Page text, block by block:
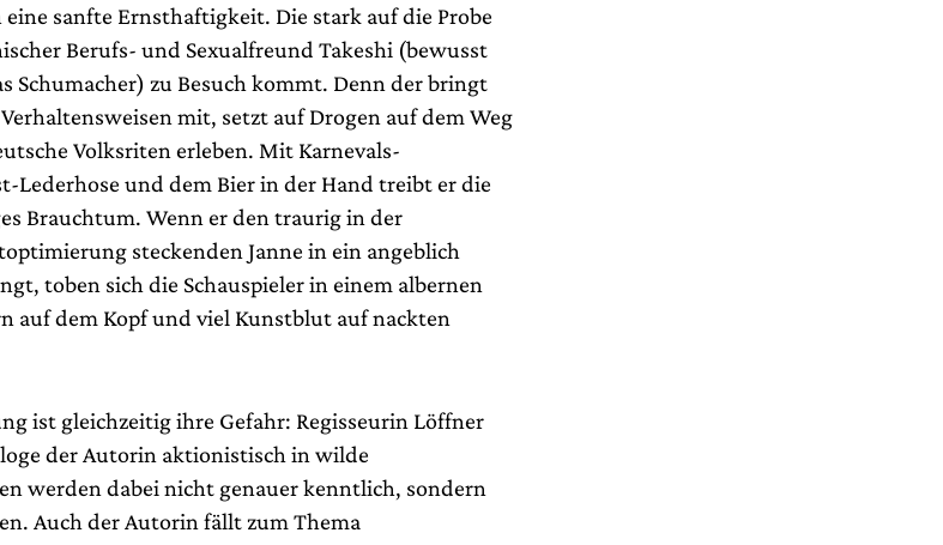
sanfte Ernsthaftigkeit. Die stark auf die Probe
Berufs- und Sexualfreund Takeshi (bewusst
Schumacher) zu Besuch kommt. Denn der bringt
mit, setzt auf Drogen auf dem Weg
Volksriten erleben. Mit Karnevals-
Lederhose und dem Bier in der Hand treibt er die
Brauchtum. Wenn er den traurig in der
steckenden Janne in ein angeblich
toben sich die Schauspieler in einem albernen
auf dem Kopf und viel Kunstblut auf nackten
ist gleichzeitig ihre Gefahr: Regisseurin Löffner
der Autorin aktionistisch in wilde
werden dabei nicht genauer kenntlich, sondern
Auch der Autorin fällt zum Thema